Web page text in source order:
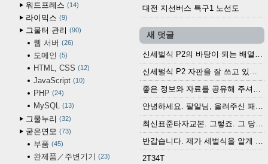
워드프레스 14
라이믹스 9
그물터 관리 90
웹 서버 26
도메인 5
HTML, CSS 12
JavaScript 10
PHP 24
MySQL 13
그물누리 32
굳은연모 73
부품 45
완제품／주변기기 23
대전 지선버스 특구1 노선도
새 덧글
신세벌식 P2의 바탕이 되는 배열이나 주요 기능...
신세벌식 P2 자판을 잘 쓰고 있습니다. 쓰기 편리...
좋은 정보와 자료를 공유해 주셔서 고맙습니다....
안녕하세요. 팥알님, 올려주신 패치 여러모로 감사...
최신표준타자교본. 그렇죠. 그 당시에 최신 표준...
반갑습니다. 제가 세벌식을 알게 되어 세벌식 써...
2T34T